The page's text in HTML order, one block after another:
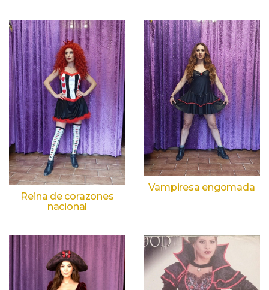
Reina de corazones
nacional
Vampiresa engomada